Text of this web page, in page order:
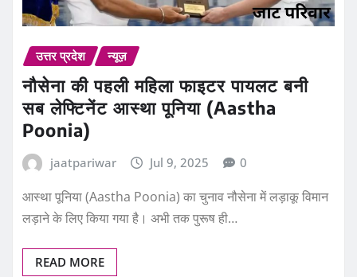
उत्तर प्रदेश न्यूज़
नौसेना की पहली महिला फाइटर पायलट बनी
सब लेफ्टिनेंट आस्था पूनिया (Aastha
Poonia)
jaatpariwar Jul 9, 2025 0
आस्था पूनिया (Aastha Poonia) का चुनाव नौसेना में लड़ाकू विमान
लड़ाने के लिए किया गया है। अभी तक पुरूष ही…
READ MORE